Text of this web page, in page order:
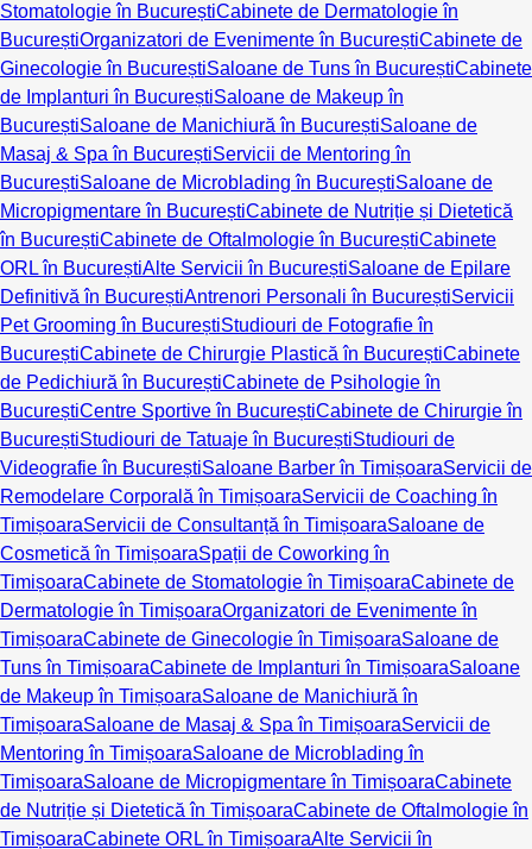
Stomatologie în BucureștiCabinete de Dermatologie în
BucureștiOrganizatori de Evenimente în BucureștiCabinete de
Ginecologie în BucureștiSaloane de Tuns în BucureștiCabinete
de Implanturi în BucureștiSaloane de Makeup în
BucureștiSaloane de Manichiură în BucureștiSaloane de
Masaj & Spa în BucureștiServicii de Mentoring în
BucureștiSaloane de Microblading în BucureștiSaloane de
Micropigmentare în BucureștiCabinete de Nutriție și Dietetică
în BucureștiCabinete de Oftalmologie în BucureștiCabinete
ORL în BucureștiAlte Servicii în BucureștiSaloane de Epilare
Definitivă în BucureștiAntrenori Personali în BucureștiServicii
Pet Grooming în BucureștiStudiouri de Fotografie în
BucureștiCabinete de Chirurgie Plastică în BucureștiCabinete
de Pedichiură în BucureștiCabinete de Psihologie în
BucureștiCentre Sportive în BucureștiCabinete de Chirurgie în
BucureștiStudiouri de Tatuaje în BucureștiStudiouri de
Videografie în BucureștiSaloane Barber în TimișoaraServicii de
Remodelare Corporală în TimișoaraServicii de Coaching în
TimișoaraServicii de Consultanță în TimișoaraSaloane de
Cosmetică în TimișoaraSpații de Coworking în
TimișoaraCabinete de Stomatologie în TimișoaraCabinete de
Dermatologie în TimișoaraOrganizatori de Evenimente în
TimișoaraCabinete de Ginecologie în TimișoaraSaloane de
Tuns în TimișoaraCabinete de Implanturi în TimișoaraSaloane
de Makeup în TimișoaraSaloane de Manichiură în
TimișoaraSaloane de Masaj & Spa în TimișoaraServicii de
Mentoring în TimișoaraSaloane de Microblading în
TimișoaraSaloane de Micropigmentare în TimișoaraCabinete
de Nutriție și Dietetică în TimișoaraCabinete de Oftalmologie în
TimișoaraCabinete ORL în TimișoaraAlte Servicii în